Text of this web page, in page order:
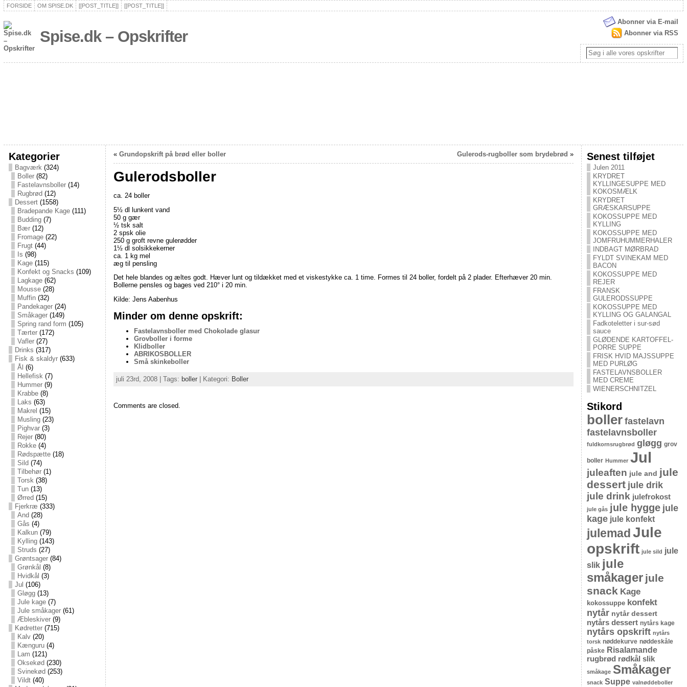
FORSIDE OM SPISE.DK [[POST_TITLE]] [[POST_TITLE]]
Spise.dk – Opskrifter
Abonner via E-mail
Abonner via RSS
Kategorier
Bagværk(324)
Boller(82)
Fastelavnsboller(14)
Rugbrød (12)
Dessert(1558)
Bradepande Kage(111)
Budding(7)
Bær(12)
Fromage(22)
Frugt(44)
Is (98)
Kage(115)
Konfekt og Snacks (109)
Lagkage(62)
Mousse(28)
Muffin(32)
Pandekager(24)
Småkager(149)
Spring rand form (105)
Tærter(172)
Vafler(27)
Drinks (317)
Fisk & skaldyr(633)
Ål (6)
Hellefisk(7)
Hummer(9)
Krabbe(8)
Laks (63)
Makrel (15)
Musling(23)
Pighvar(3)
Rejer(80)
Rokke(4)
Rødspætte(18)
Sild (74)
Tilbehør(1)
Torsk(38)
Tun(13)
Ørred (15)
Fjerkræ (333)
And (28)
Gås (4)
Kalkun(79)
Kylling(143)
Struds (27)
Grøntsager(84)
Grønkål (8)
Hvidkål (3)
Jul (106)
Gløgg(13)
Jule kage(7)
Jule småkager(61)
Æbleskiver(9)
Kødretter(715)
Kalv(20)
Kænguru(4)
Lam (121)
Oksekød (230)
Svinekød (253)
Vildt(40)
« Grundopskrift på brød eller boller Gulerods-rugboller som brydebrød »
Gulerodsboller
ca. 24 boller
5½ dl lunkent vand
50 g gær
½ tsk salt
2 spsk olie
250 g groft revne gulerødder
1½ dl solsikkekerner
ca. 1 kg mel
æg til pensling
Det hele blandes og æltes godt. Hæver lunt og tildækket med et viskestykke ca. 1 time. Formes til 24 boller, fordelt på 2 plader. Efterhæver 20 min.
Bollerne pensles og bages ved 210° i 20 min.
Kilde: Jens Aabenhus
Minder om denne opskrift:
Fastelavnsboller med Chokolade glasur
Grovboller i forme
Klidboller
ABRIKOSBOLLER
Små skinkeboller
juli 23rd, 2008 | Tags: boller| Kategori: Boller
Comments are closed.
Senest tilføjet
Julen 2011
KRYDRET
KYLLINGESUPPE MED
KOKOSMÆLK
KRYDRET
GRÆSKARSUPPE
KOKOSSUPPE MED
KYLLING
KOKOSSUPPE MED
JOMFRUHUMMERHALER
INDBAGT MØRBRAD
FYLDT SVINEKAM MED
BACON
KOKOSSUPPE MED
REJER
FRANSK
GULERODSSUPPE
KOKOSSUPPE MED
KYLLING OG GALANGAL
Fadkoteletter i sur-sød
sauce
GLØDENDE KARTOFFEL-
PORRE SUPPE
FRISK HVID MAJSSUPPE
MED PURLØG
FASTELAVNSBOLLER
MED CREME
WIENERSCHNITZEL
Stikord
boller fastelavn
fastelavnsboller
fuldkornsrugbrød gløgg grov
boller Hummer Jul
juleaften jule and jule
dessert jule drik
jule drink julefrokost
jule gås jule hygge jule
kage jule konfekt
julemad Jule
opskrift jule sild jule
slik jule
småkager jule
snack Kage
kokossuppe konfekt
nytår nytår dessert
nytårs dessert nytårs kage
nytårs opskrift nytårs
torsk nøddekurve nøddeskåle
påske Risalamande
rugbrød rødkål slik
småkage Småkager
snack Suppe valnøddeboller